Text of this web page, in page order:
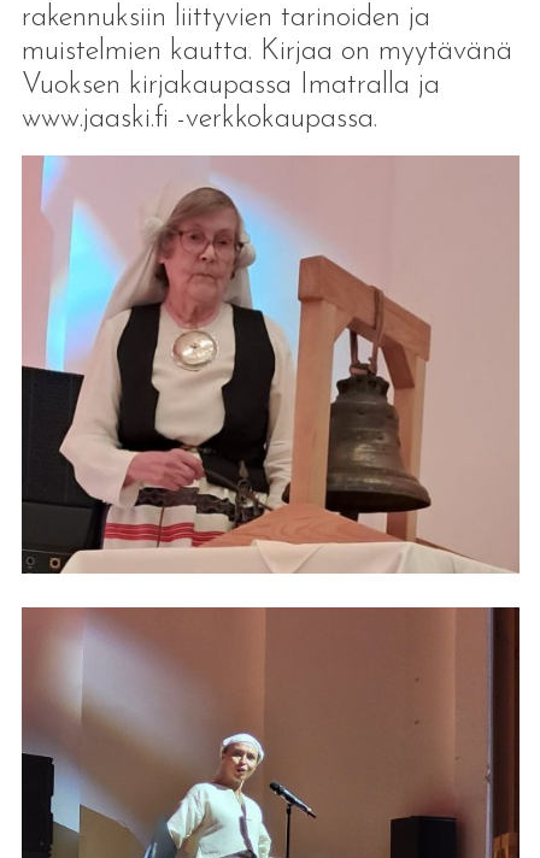
rakennuksiin liittyvien tarinoiden ja
muistelmien kautta. Kirjaa on myytävänä
Vuoksen kirjakaupassa Imatralla ja
www.jaaski.fi -verkkokaupassa.